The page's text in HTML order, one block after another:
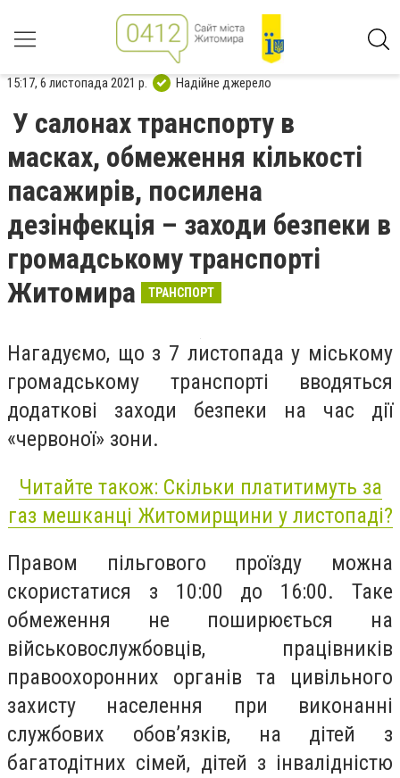
15:17, 6 листопада 2021 р. Надійне джерело
У салонах транспорту в
масках, обмеження кількості
пасажирів, посилена
дезінфекція – заходи безпеки в
громадському транспорті
Житомира
ТРАНСПОРТ
Нагадуємо, що з 7 листопада у міському
громадському транспорті вводяться
додаткові заходи безпеки на час дії
«червоної» зони.
Читайте також: Скільки платитимуть за
газ мешканці Житомирщини у листопаді?
Правом пільгового проїзду можна
скористатися з 10:00 до 16:00. Таке
обмеження не поширюється на
військовослужбовців, працівників
правоохоронних органів та цивільного
захисту населення при виконанні
службових обов’язків, на дітей з
багатодітних сімей, дітей з інвалідністю